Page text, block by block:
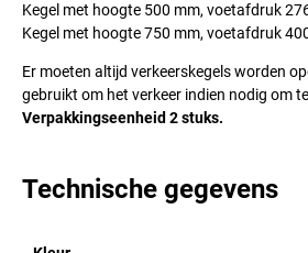
Kegel met hoogte 500 mm, voetafdruk
Kegel met hoogte 750 mm, voetafdruk
Er moeten altijd verkeerskegels worden
gebruikt om het verkeer indien nodig om
Verpakkingseenheid 2 stuks.
Technische gegevens